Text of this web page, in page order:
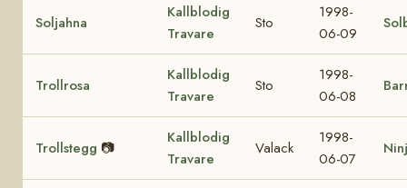
Soljahna
Kallblodig
Travare
Sto
1998-
06-09
Trollrosa
Kallblodig
Travare
Sto
1998-
06-08
Trollstegg 📷
Kallblodig
Travare
Valack
1998-
06-07